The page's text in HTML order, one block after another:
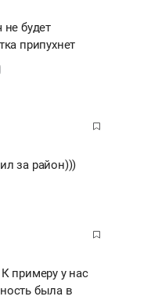
будет
припухнет
за район)))
примеру у нас
была в